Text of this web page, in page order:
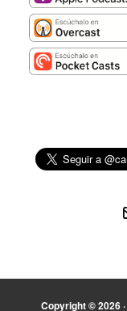
Copyright © 2026 ·